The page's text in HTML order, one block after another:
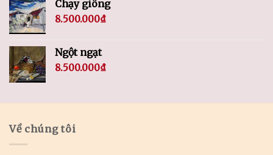
Chạy giông
8.500.000₫
Ngột ngạt
8.500.000₫
Về chúng tôi